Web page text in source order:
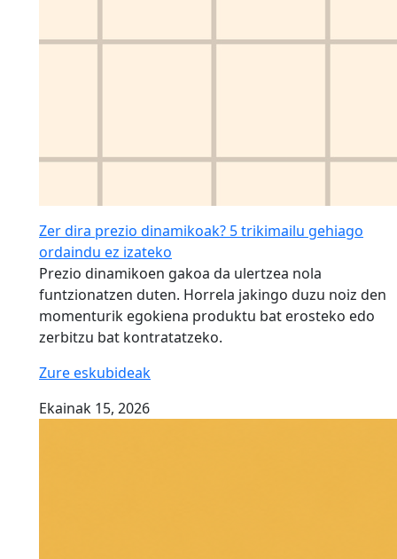
Zer dira prezio dinamikoak? 5 trikimailu gehiago
ordaindu ez izateko
Prezio dinamikoen gakoa da ulertzea nola
funtzionatzen duten. Horrela jakingo duzu noiz den
momenturik egokiena produktu bat erosteko edo
zerbitzu bat kontratatzeko.
Zure eskubideak
Ekainak 15, 2026